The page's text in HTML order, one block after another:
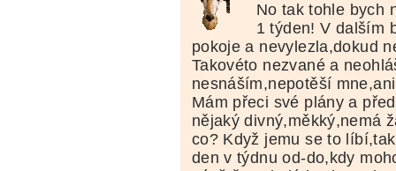
No tak tohle bych
1 týden! V dalším
pokoje a nevylezla,dokud
Takovéto nezvané a
nesnáším,nepotěší
Mám přeci své plány a
nějaký divný,měkký,nemá
co? Když jemu se to
den v týdnu od-do,kdy